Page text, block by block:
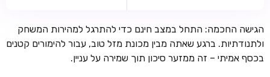
הגישה החכמה: התחל במצב חינם כדי להתרגל למהירות המשחק
ולתנודתיות. ברגע שאתה מבין מכונת מזל טוב, עבור להימורים קטנים
בכסף אמיתי – זה ממזער סיכון תוך שמירה על עניין.